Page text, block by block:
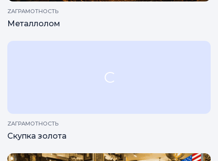
ZAГРАМОТНОСТЬ
Металлолом
С
ZAГРАМОТНОСТЬ
Скупка золота